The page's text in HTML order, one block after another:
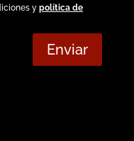
ypolítica de
Enviar